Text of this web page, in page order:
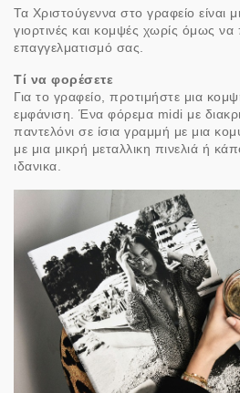
Τα Χριστούγεννα στο γραφείο είναι
γιορτινές και κομψές χωρίς όμως να
επαγγελματισμό σας.
Τί να φορέσετε
Για το γραφείο, προτιμήστε μια
εμφάνιση. Ένα φόρεμα midi με
παντελόνι σε ίσια γραμμή με μια
με μια μικρή μεταλλικη πινελιά ή
ιδανικα.